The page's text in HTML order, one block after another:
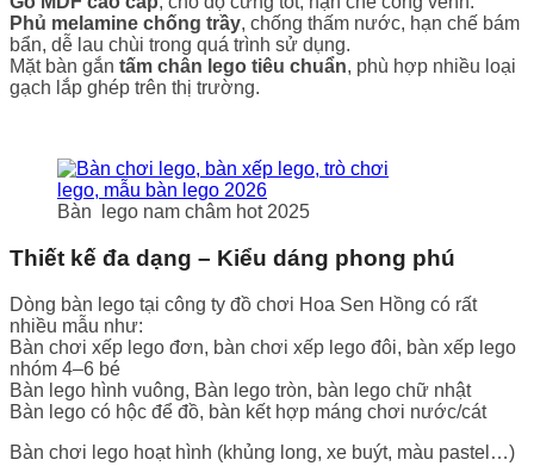
Phủ melamine chống trầy, chống thấm nước, hạn chế bám
bẩn, dễ lau chùi trong quá trình sử dụng.
Mặt bàn gắn tấm chân lego tiêu chuẩn, phù hợp nhiều loại
gạch lắp ghép trên thị trường.
Bàn lego nam châm hot 2025
Thiết kế đa dạng – Kiểu dáng phong phú
Dòng bàn lego tại công ty đồ chơi Hoa Sen Hồng có rất
nhiều mẫu như:
Bàn chơi xếp lego đơn, bàn chơi xếp lego đôi, bàn xếp lego
nhóm 4–6 bé
Bàn lego hình vuông, Bàn lego tròn, bàn lego chữ nhật
Bàn lego có hộc để đồ, bàn kết hợp máng chơi nước/cát
Bàn chơi lego hoạt hình (khủng long, xe buýt, màu pastel…)